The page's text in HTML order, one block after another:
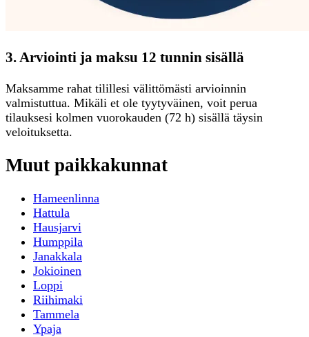
3. Arviointi ja maksu 12 tunnin sisällä
Maksamme rahat tilillesi välittömästi arvioinnin
valmistuttua. Mikäli et ole tyytyväinen, voit perua
tilauksesi kolmen vuorokauden (72 h) sisällä täysin
veloituksetta.
Muut paikkakunnat
Hameenlinna
Hattula
Hausjarvi
Humppila
Janakkala
Jokioinen
Loppi
Riihimaki
Tammela
Ypaja